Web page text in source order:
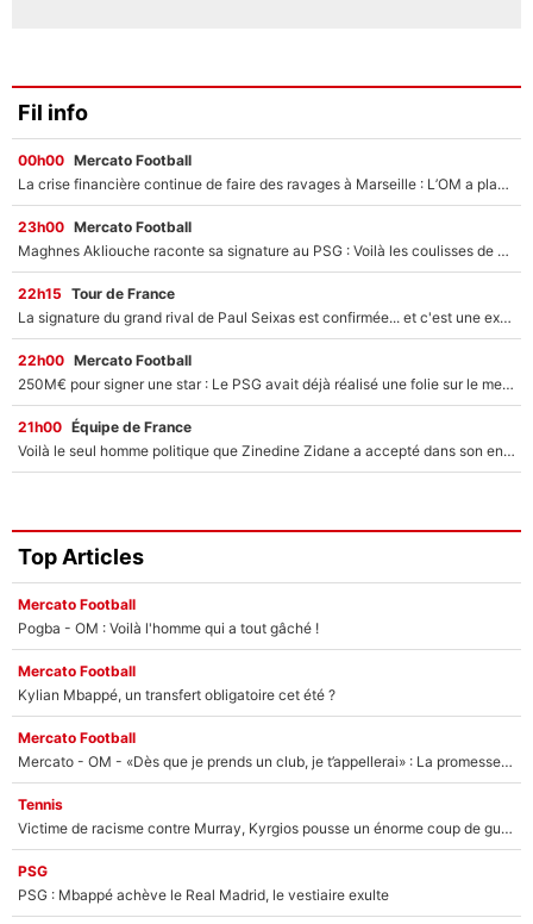
Fil info
00h00 Mercato Football
La crise financière continue de faire des ravages à Marseille : L’OM a placé 12 joueurs sur le marché des transferts… et ça pourrait lui rapporter près de 100M€ !
23h00 Mercato Football
Maghnes Akliouche raconte sa signature au PSG : Voilà les coulisses de son transfert de rêve à 50M€
22h15 Tour de France
La signature du grand rival de Paul Seixas est confirmée... et c'est une excellente nouvelle pour l'équipe Decathlon-CMA CGM !
22h00 Mercato Football
250M€ pour signer une star : Le PSG avait déjà réalisé une folie sur le mercato bien avant Neymar !
21h00 Équipe de France
Voilà le seul homme politique que Zinedine Zidane a accepté dans son entourage : «Je garde un très bon souvenir de lui»
Top Articles
Mercato Football
Pogba - OM : Voilà l'homme qui a tout gâché !
Mercato Football
Kylian Mbappé, un transfert obligatoire cet été ?
Mercato Football
Mercato - OM - «Dès que je prends un club, je t’appellerai» : La promesse de Marcelino au moment de claquer la porte
Tennis
Victime de racisme contre Murray, Kyrgios pousse un énorme coup de gueule !
PSG
PSG : Mbappé achève le Real Madrid, le vestiaire exulte